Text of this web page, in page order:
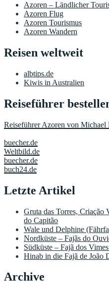
Azoren – Ländlicher
Azoren Flug
Azoren Tourismus
Azoren Wandern
Reisen weltweit
albtips.de
Kiwis in Australien
Reiseführer
Reiseführer Azoren von Michael
buecher.de
Weltbild.de
buecher.de
buch24.de
Letzte Artikel
Gruta das Torres, Criação
do Capitão
Wale und Delphine
Nordküste – Fajãs do
Südküste – Fajã dos
Hinab in die Fajã de João
Archive